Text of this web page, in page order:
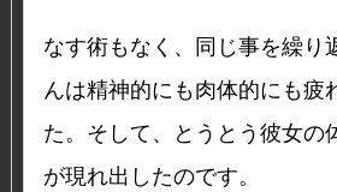
なす術もなく、同じ事を繰り
んは精神的にも肉体的にも疲
た。そして、とうとう彼女の
が現れ出したのです。